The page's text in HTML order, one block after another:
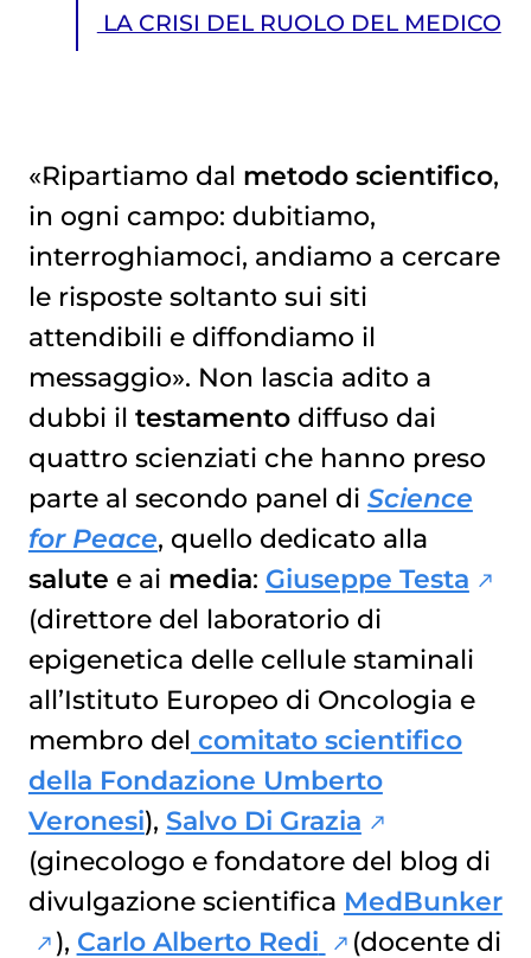
LA CRISI DEL RUOLO DEL MEDICO
«Ripartiamo dal metodo scientifico,
in ogni campo: dubitiamo,
interroghiamoci, andiamo a cercare
le risposte soltanto sui siti
attendibili e diffondiamo il
messaggio». Non lascia adito a
dubbi il testamentodiffuso dai
quattro scienziati che hanno preso
parte al secondo panel di Science
for Peace, quello dedicato alla
salute e ai media: Giuseppe Testa
(direttore del laboratorio di
epigenetica delle cellule staminali
all’Istituto Europeo di Oncologia e
membro del comitato scientifico
della Fondazione Umberto
Veronesi), Salvo Di Grazia
(ginecologo e fondatore del blog di
divulgazione scientifica MedBunker
), Carlo Alberto Redi
(docente di